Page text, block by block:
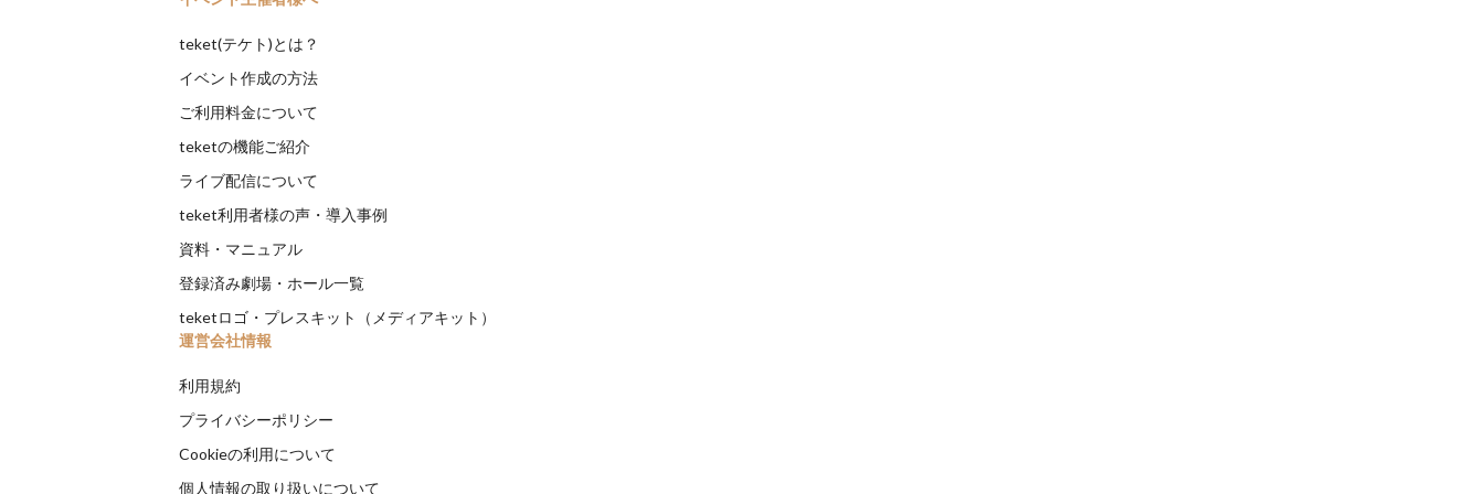
teket(テケト)とは？
イベント作成の方法
ご利用料金について
teketの機能ご紹介
ライブ配信について
teket利用者様の声・導入事例
資料・マニュアル
登録済み劇場・ホール一覧
teketロゴ・プレスキット（メディアキット）
運営会社情報
利用規約
プライバシーポリシー
Cookieの利用について
個人情報の取り扱いについて